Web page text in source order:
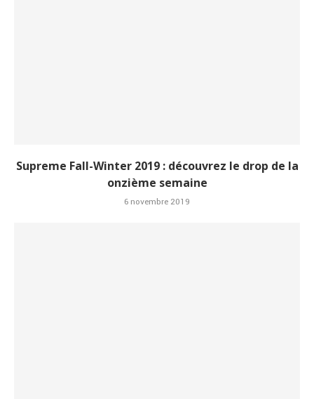
Supreme Fall-Winter 2019 : découvrez le drop de la
onzième semaine
6 novembre 2019